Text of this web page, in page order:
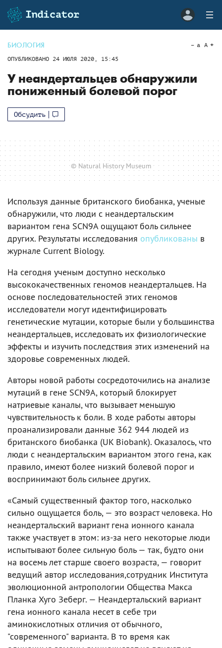
БИОЛОГИЯ
ОПУБЛИКОВАНО 24 ИЮЛЯ 2020, 15:45
a A
У неандертальцев обнаружили
пониженный болевой порог
Обсудить
© Natural History Museum
Используя данные британского биобанка, ученые
обнаружили, что люди с неандертальским
вариантом гена SCN9A ощущают боль сильнее
других. Результаты исследования опубликованы в
журнале Current Biology.
На сегодня ученым доступно несколько
высококачественных геномов неандертальцев. На
основе последовательностей этих геномов
исследователи могут идентифицировать
генетические мутации, которые были у большинства
неандертальцев, исследовать их физиологические
эффекты и изучить последствия этих изменений на
здоровье современных людей.
Авторы новой работы сосредоточились на анализе
мутаций в гене SCN9A, который блокирует
натриевые каналы, что вызывает меньшую
чувствительность к боли. В ходе работы авторы
проанализировали данные 362 944 людей из
британского биобанка (UK Biobank). Оказалось, что
люди с неандертальским вариантом этого гена, как
правило, имеют более низкий болевой порог и
воспринимают боль сильнее других.
«Самый существенный фактор того, насколько
сильно ощущается боль, — это возраст человека. Но
неандертальский вариант гена ионного канала
также участвует в этом: из-за него некоторые люди
испытывают более сильную боль — так, будто они
на восемь лет старше своего возраста, — говорит
ведущий автор исследования,сотрудник Института
эволюционной антропологии Общества Макса
Планка Хуго Зеберг. — Неандертальский вариант
гена ионного канала несет в себе три
аминокислотных отличия от обычного,
"современного" варианта. В то время как